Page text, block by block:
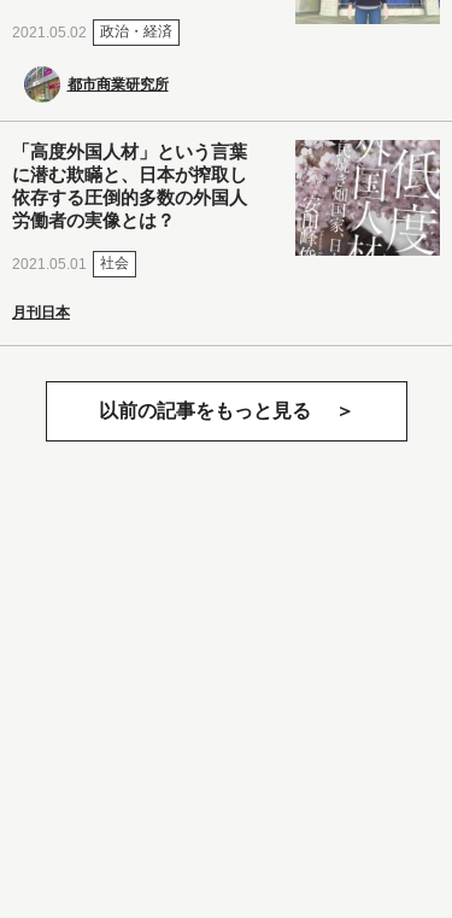
2021.05.02 政治・経済
都市商業研究所
「高度外国人材」という言葉
に潜む欺瞞と、日本が搾取し
依存する圧倒的多数の外国人
労働者の実像とは？
2021.05.01 社会
月刊日本
以前の記事をもっと見る